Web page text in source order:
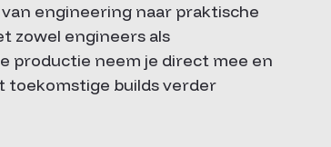
engineering naar praktische
zowel engineers als
productie neem je direct mee en
toekomstige builds verder